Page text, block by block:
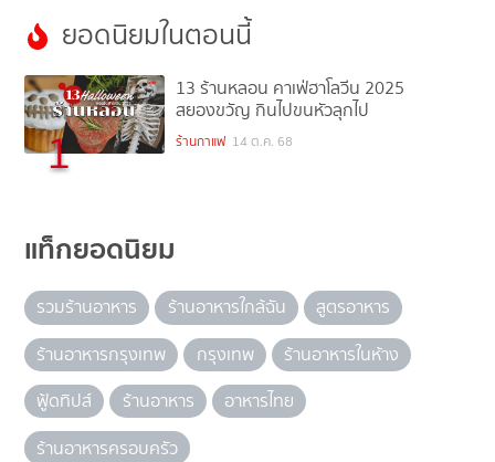
ยอดนิยมในตอนนี้
1
13 ร้านหลอน คาเฟ่ฮาโลวีน 2025
สยองขวัญ กินไปขนหัวลุกไป
ร้านกาแฟ 14 ต.ค. 68
แท็กยอดนิยม
รวมร้านอาหาร ร้านอาหารใกล้ฉัน
สูตรอาหาร
ร้านอาหารกรุงเทพ
กรุงเทพ
ร้านอาหารในห้าง
ฟู้ดทิปส์
ร้านอาหาร
อาหารไทย
ร้านอาหารครอบครัว